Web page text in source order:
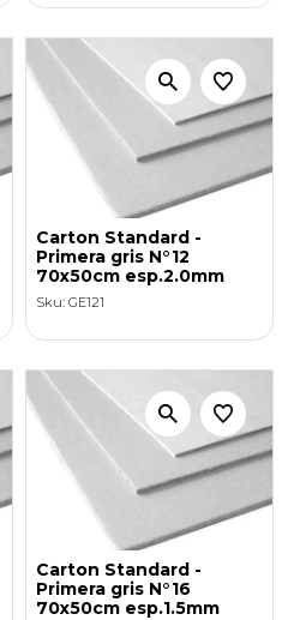
Carton Standard -
Primera gris N°12
70x50cm esp.2.0mm
Sku: GE121
Carton Standard -
Primera gris N°16
70x50cm esp.1.5mm